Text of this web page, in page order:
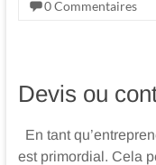
0 Commentaires
Devis ou
En tant
est primordial. Cela